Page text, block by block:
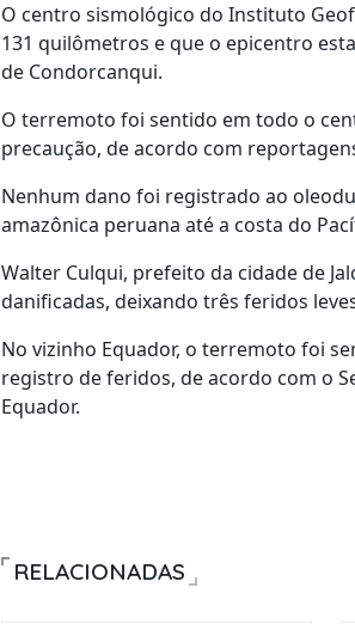
O centro sismológico do Instituto
131 quilômetros e que o epicentro
de Condorcanqui.
O terremoto foi sentido em todo o
precaução, de acordo com
Nenhum dano foi registrado ao
amazônica peruana até a costa do
Walter Culqui, prefeito da cidade de
danificadas, deixando três feridos
No vizinho Equador, o terremoto foi
registro de feridos, de acordo com o
Equador.
RELACIONADAS